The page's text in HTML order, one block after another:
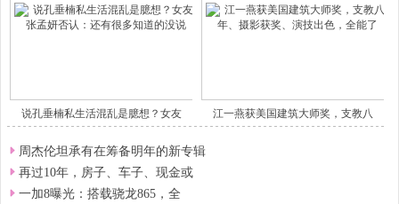
说孔垂楠私生活混乱是臆想？女友 江一燕获美国建筑大师奖，支教八
周杰伦坦承有在筹备明年的新专辑
再过10年，房子、车子、现金或
一加8曝光：搭载骁龙865，全